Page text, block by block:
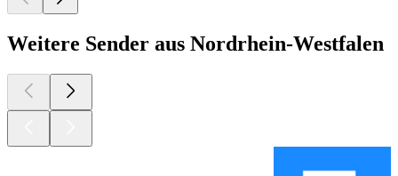
Weitere Sender aus Nordrhein-Westfalen